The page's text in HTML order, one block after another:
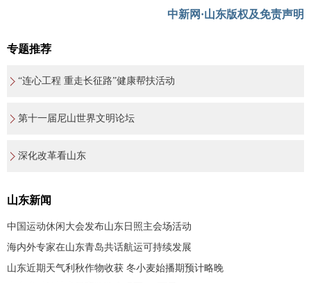
中新网·山东版权及免责声明
专题推荐
“连心工程 重走长征路”健康帮扶活动
第十一届尼山世界文明论坛
深化改革看山东
山东新闻
中国运动休闲大会发布山东日照主会场活动
海内外专家在山东青岛共话航运可持续发展
山东近期天气利秋作物收获 冬小麦始播期预计略晚